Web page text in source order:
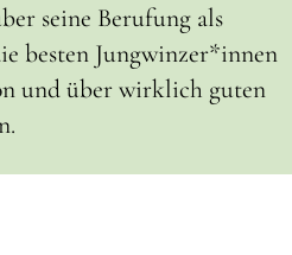
seine Berufung als
besten Jungwinzer*innen
und über wirklich guten